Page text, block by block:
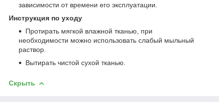
зависимости от времени его эксплуатации.
Инструкция по уходу
Протирать мягкой влажной тканью, при
необходимости можно использовать слабый мыльный
раствор.
Вытирать чистой сухой тканью.
Скрыть